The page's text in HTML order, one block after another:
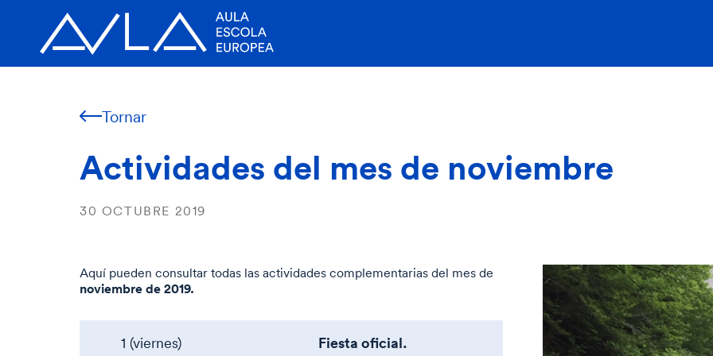
Tornar
Actividades del mes de noviembre
30 OCTUBRE 2019
Aquí pueden consultar todas las actividades complementarias del mes de
noviembrede 2019.
1 (viernes) Fiesta oficial.